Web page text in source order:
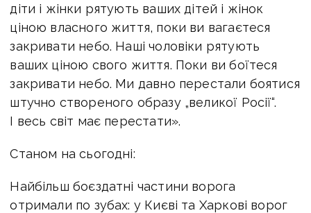
діти і жінки рятують ваших дітей і жінок
ціною власного життя, поки ви вагаєтеся
закривати небо. Наші чоловіки рятують
ваших ціною свого життя. Поки ви боїтеся
закривати небо. Ми давно перестали боятися
штучно створеного образу „великої Росії“.
І весь світ має перестати».
Станом на сьогодні:
Найбільш боєздатні частини ворога
отримали по зубах: у Києві та Харкові ворог